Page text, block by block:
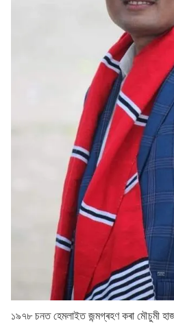
১৯৭৮ চনত হেমলাইত জন্মগ্ৰহণ কৰা মৌচুমী